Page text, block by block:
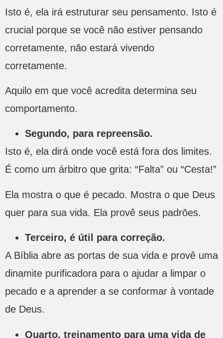
Isto é, ela irá estruturar seu pensamento. Isto é
crucial porque se você não estiver pensando
corretamente, não estará vivendo
corretamente.
Aquilo em que você acredita determina seu
comportamento.
Segundo, para repreensão.
Isto é, ela dirá onde você está fora dos limites.
É como um árbitro que grita: “Falta” ou “Cesta!”
Ela mostra o que é pecado. Mostra o que Deus
quer para sua vida. Ela provê seus padrões.
Terceiro, é útil para correção.
A Bíblia abre as portas de sua vida e provê uma
dinamite purificadora para o ajudar a limpar o
pecado e a aprender a se conformar à vontade
de Deus.
Quarto, treinamento para uma vida de